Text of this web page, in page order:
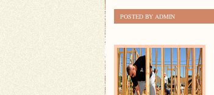
POSTED BY ADMIN